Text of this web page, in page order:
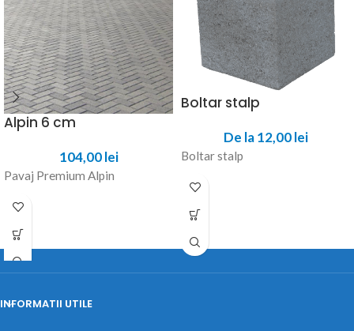
Alpin 6 cm
104,00lei
Pavaj Premium Alpin
Boltar stalp
De la 12,00lei
Boltar stalp
INFORMATII UTILE